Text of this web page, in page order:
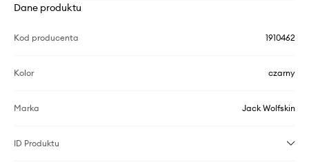
Dane produktu
Kod producenta 1910462
Kolor czarny
Marka Jack Wolfskin
ID Produktu